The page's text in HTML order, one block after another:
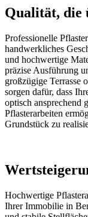
Qualität, die
Professionelle
handwerkliches
und hochwertige
präzise Ausführung
großzügige Terrasse
sorgen dafür, dass
optisch ansprechend
Pflasterarbeiten
Grundstück zu
Hochwertige
Ihrer Immobilie in